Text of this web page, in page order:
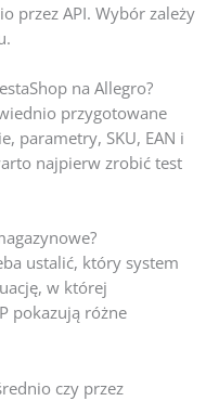
przez API. Wybór zależy
na Allegro?
przygotowane
parametry, SKU, EAN i
najpierw zrobić test
ustalić, który system
w której
pokazują różne
czy przez